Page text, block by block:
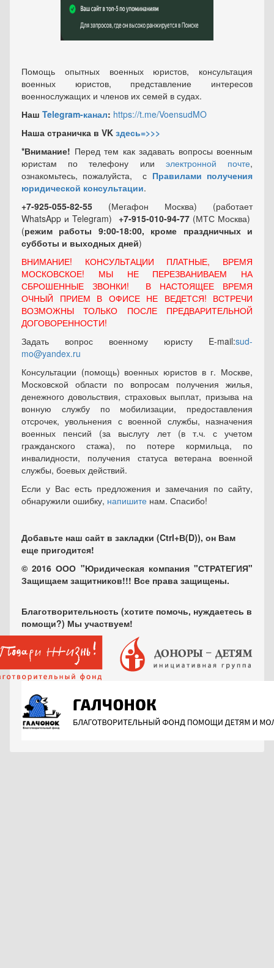
Помощь опытных военных юристов, консультация
военных юристов, представление интересов
военнослужащих и членов их семей в судах.
Наш Telegram-канал: https://t.me/VoensudMO
Наша страничка в VK здесь=>>>
*Внимание! Перед тем как задавать вопросы военным
юристам по телефону или электронной почте,
ознакомьтесь, пожалуйста, с Правилами получения
юридической консультации.
+7-925-055-82-55 (Мегафон Москва) (работает
WhatsApp и Telegram) +7-915-010-94-77 (МТС Москва)
(режим работы 9:00-18:00, кроме праздничных и
субботы и выходных дней)
ВНИМАНИЕ! КОНСУЛЬТАЦИИ ПЛАТНЫЕ, ВРЕМЯ
МОСКОВСКОЕ! МЫ НЕ ПЕРЕЗВАНИВАЕМ НА
СБРОШЕННЫЕ ЗВОНКИ! В НАСТОЯЩЕЕ ВРЕМЯ
ОЧНЫЙ ПРИЕМ В ОФИСЕ НЕ ВЕДЕТСЯ! ВСТРЕЧИ
ВОЗМОЖНЫ ТОЛЬКО ПОСЛЕ ПРЕДВАРИТЕЛЬНОЙ
ДОГОВОРЕННОСТИ!
Задать вопрос военному юристу E-mail:sud-
mo@yandex.ru
Консультации (помощь) военных юристов в г. Москве,
Московской области по вопросам получения жилья,
денежного довольствия, страховых выплат, призыва на
вонную службу по мобилизации, предоставления
отсрочек, увольнения с военной службы, назначения
военных пенсий (за выслугу лет (в т.ч. с учетом
гражданского стажа), по потере кормильца, по
инвалидности, получения статуса ветерана военной
службы, боевых действий.
Если у Вас есть предложения и замечания по сайту,
обнаружили ошибку, напишите нам. Спасибо!
Добавьте наш сайт в закладки (Ctrl+В(D)), он Вам
еще пригодится!
© 2016 ООО "Юридическая компания "СТРАТЕГИЯ"
Защищаем защитников!!! Все права защищены.
Благотворительность (хотите помочь, нуждаетесь в
помощи?) Мы участвуем!